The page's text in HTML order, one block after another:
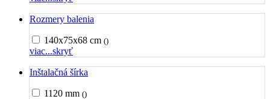
Rozmery balenia
140x75x68 cm ()
viac...skryť
Inštalačná šírka
1120 mm ()